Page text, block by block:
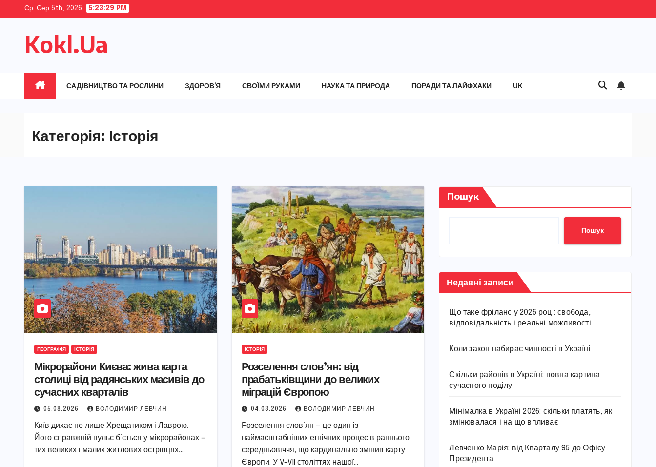
content
Ср. Сер 5th, 2026 5:23:31 PM
Kokl.Ua
САДІВНИЦТВО ТА РОСЛИНИ ЗДОРОВ’Я СВОЇМИ РУКАМИ НАУКА ТА ПРИРОДА ПОРАДИ ТА ЛАЙФХАКИ UK
Категорія: Історія
ГЕОГРАФІЯ ІСТОРІЯ
Мікрорайони Києва: жива карта
столиці від радянських масивів до
сучасних кварталів
05.08.2026 ВОЛОДИМИР ЛЕВЧИН
Київ дихає не лише Хрещатиком і Лаврою.
Його справжній пульс б’ється у мікрорайонах —
тих великих і малих житлових острівцях,…
ІСТОРІЯ
Розселення слов’ян: від
прабатьківщини до великих
міграцій Європою
04.08.2026 ВОЛОДИМИР ЛЕВЧИН
Розселення слов’ян — це один із
наймасштабніших етнічних процесів раннього
середньовіччя, що кардинально змінив карту
Європи. У V–VII століттях нашої…
Пошук
Пошук
Недавні записи
Що таке фріланс у 2026 році: свобода,
відповідальність і реальні можливості
Коли закон набирає чинності в Україні
Скільки районів в Україні: повна картина
сучасного поділу
Мінімалка в Україні 2026: скільки платять, як
змінювалася і на що впливає
Левченко Марія: від Кварталу 95 до Офісу
Президента